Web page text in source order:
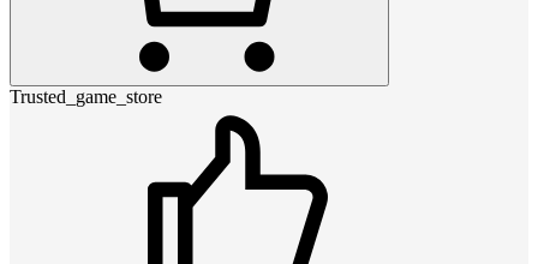
Trusted_game_store